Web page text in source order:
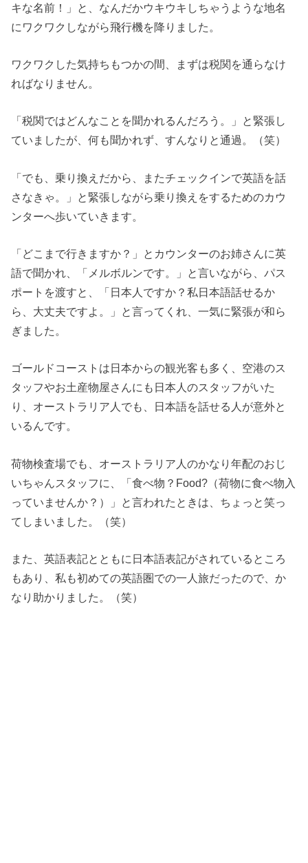
キな名前！」と、なんだかウキウキしちゃうような地名
にワクワクしながら飛行機を降りました。
ワクワクした気持ちもつかの間、まずは税関を通らなけ
ればなりません。
「税関ではどんなことを聞かれるんだろう。」と緊張し
ていましたが、何も聞かれず、すんなりと通過。（笑）
「でも、乗り換えだから、またチェックインで英語を話
さなきゃ。」と緊張しながら乗り換えをするためのカウ
ンターへ歩いていきます。
「どこまで行きますか？」とカウンターのお姉さんに英
語で聞かれ、「メルボルンです。」と言いながら、パス
ポートを渡すと、「日本人ですか？私日本語話せるか
ら、大丈夫ですよ。」と言ってくれ、一気に緊張が和ら
ぎました。
ゴールドコーストは日本からの観光客も多く、空港のス
タッフやお土産物屋さんにも日本人のスタッフがいた
り、オーストラリア人でも、日本語を話せる人が意外と
いるんです。
荷物検査場でも、オーストラリア人のかなり年配のおじ
いちゃんスタッフに、「食べ物？Food?（荷物に食べ物入
っていませんか？）」と言われたときは、ちょっと笑っ
てしまいました。（笑）
また、英語表記とともに日本語表記がされているところ
もあり、私も初めての英語圏での一人旅だったので、か
なり助かりました。（笑）